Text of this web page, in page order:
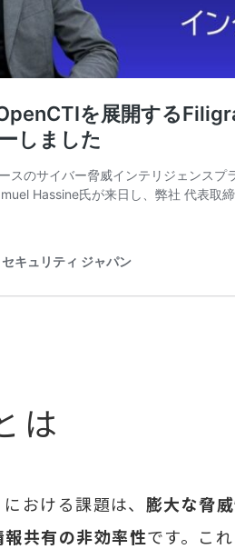
は
おける課題は、 膨大な脅
共有の非効率性です。こ